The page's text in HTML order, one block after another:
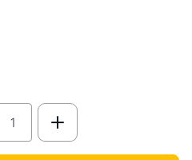
IVA 22%
value